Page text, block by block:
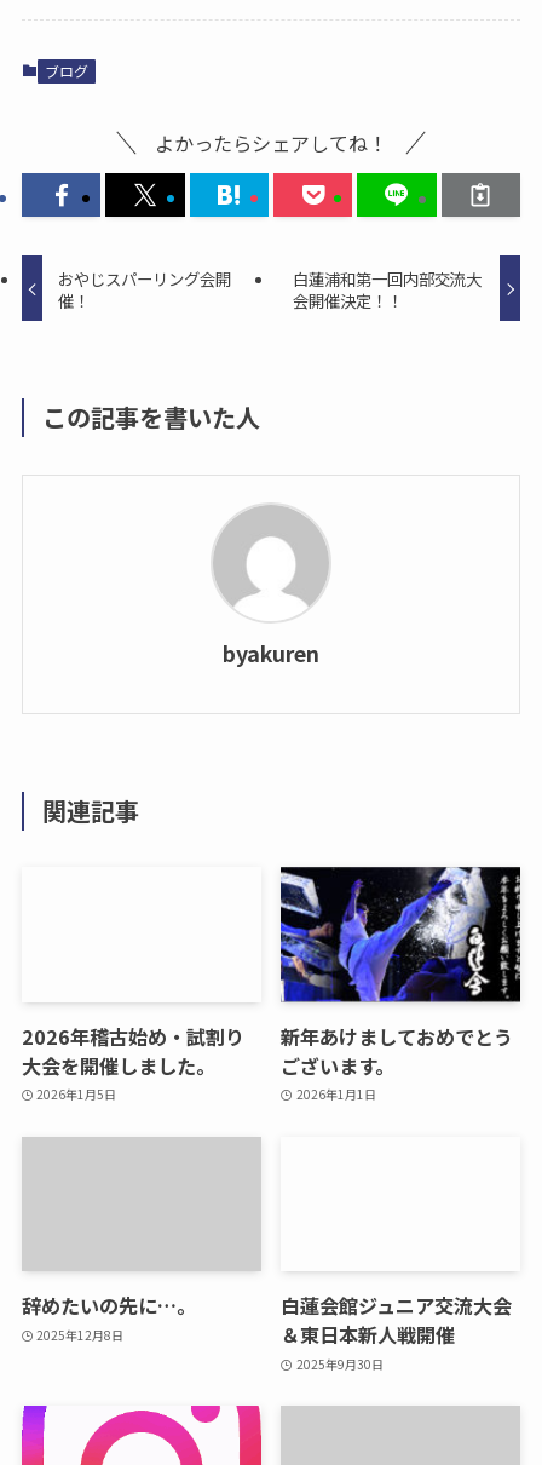
e
b
k
o
n
l
ブログ
よかったらシェアしてね！
おやじスパーリング会開
催！
白蓮浦和第一回内部交流大
会開催決定！！
この記事を書いた人
byakuren
関連記事
2026年稽古始め・試割り
大会を開催しました。
2026年1月5日
新年あけましておめでとう
ございます。
2026年1月1日
辞めたいの先に…。
2025年12月8日
白蓮会館ジュニア交流大会
＆東日本新人戦開催
2025年9月30日